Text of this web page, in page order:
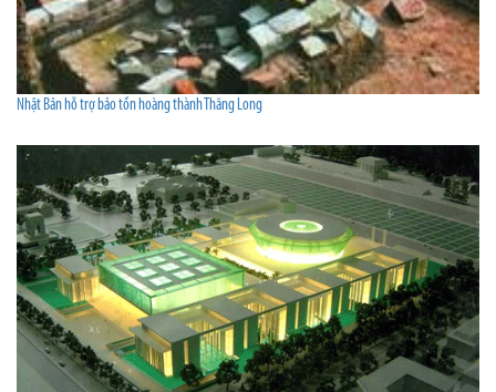
Nhật Bản hỗ trợ bảo tồn hoàng thành Thăng Long